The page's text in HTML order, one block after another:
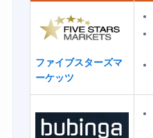
ファイブスターズマ
ーケッツ